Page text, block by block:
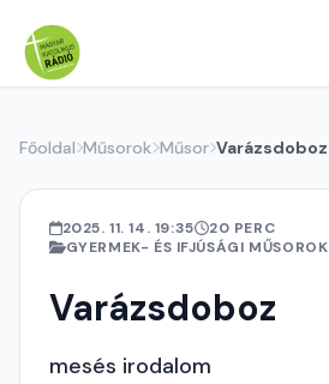
Főoldal Műsorok Műsor Varázsdoboz
2025. 11. 14. 19:35
20 PERC
GYERMEK- ÉS IFJÚSÁGI MŰSOROK
Varázsdoboz
mesés irodalom